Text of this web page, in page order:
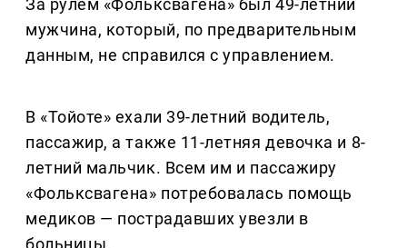
За рулём «Фольксвагена» был 49-летний
мужчина, который, по предварительным
данным, не справился с управлением.
В «Тойоте» ехали 39-летний водитель,
пассажир, а также 11-летняя девочка и 8-
летний мальчик. Всем им и пассажиру
«Фольксвагена» потребовалась помощь
медиков — пострадавших увезли в
больницы.